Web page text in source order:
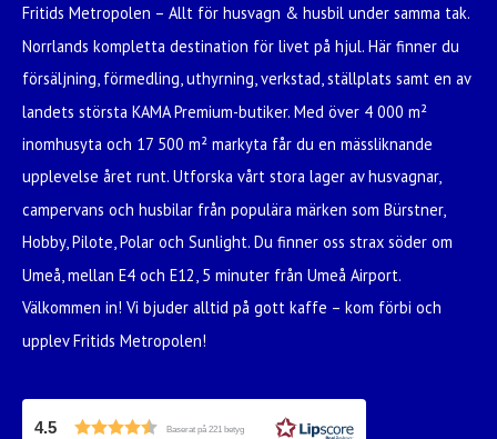
Fritids Metropolen – Allt för husvagn & husbil under samma tak.
Norrlands kompletta destination för livet på hjul. Här finner du
försäljning, förmedling, uthyrning, verkstad, ställplats samt en av
landets största KAMA Premium-butiker. Med över 4 000 m²
inomhusyta och 17 500 m² markyta får du en mässliknande
upplevelse året runt. Utforska vårt stora lager av husvagnar,
campervans och husbilar från populära märken som Bürstner,
Hobby, Pilote, Polar och Sunlight. Du finner oss strax söder om
Umeå, mellan E4 och E12, 5 minuter från Umeå Airport.
Välkommen in! Vi bjuder alltid på gott kaffe – kom förbi och
upplev Fritids Metropolen!
4.5 Baserat på 221 betyg